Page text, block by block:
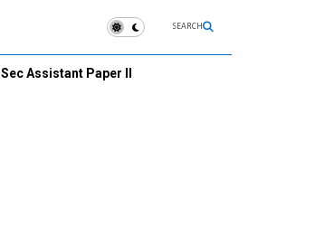
SEARCH
Sec Assistant Paper II